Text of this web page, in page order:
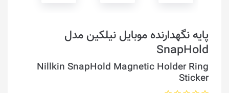
پایه نگهدارنده موبایل نیلکین مدل
SnapHold
Nillkin SnapHold Magnetic Holder Ring
Sticker